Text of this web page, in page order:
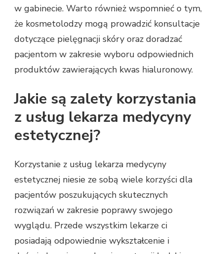
w gabinecie. Warto również wspomnieć o tym,
że kosmetolodzy mogą prowadzić konsultacje
dotyczące pielęgnacji skóry oraz doradzać
pacjentom w zakresie wyboru odpowiednich
produktów zawierających kwas hialuronowy.
Jakie są zalety korzystania
z usług lekarza medycyny
estetycznej?
Korzystanie z usług lekarza medycyny
estetycznej niesie ze sobą wiele korzyści dla
pacjentów poszukujących skutecznych
rozwiązań w zakresie poprawy swojego
wyglądu. Przede wszystkim lekarze ci
posiadają odpowiednie wykształcenie i